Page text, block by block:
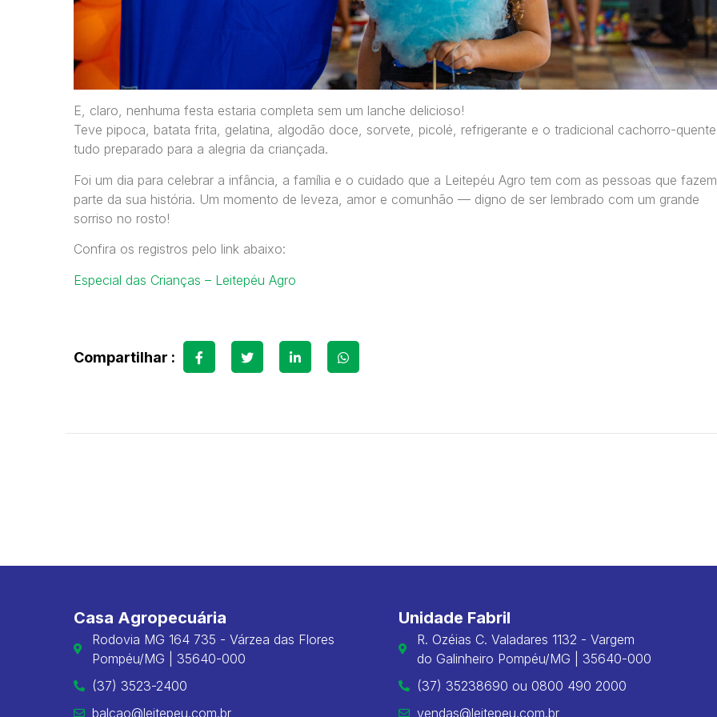
E, claro, nenhuma festa estaria completa sem um lanche delicioso!
Teve pipoca, batata frita, gelatina, algodão doce, sorvete, picolé, refrigerante e o tradicional cachorro-
tudo preparado para a alegria da criançada.
Foi um dia para celebrar a infância, a família e o cuidado que a Leitepéu Agro tem com as pessoas que fazem
parte da sua história. Um momento de leveza, amor e comunhão — digno de ser lembrado com um grande
sorriso no rosto!
Confira os registros pelo link abaixo:
Especial das Crianças – Leitepéu Agro
Compartilhar :
Casa Agropecuária
Rodovia MG 164 735 - Várzea das Flores
Pompéu/MG | 35640-000
(37) 3523-2400
balcao@leitepeu.com.br
Unidade Fabril
R. Ozéias C. Valadares 1132 - Vargem
do Galinheiro Pompéu/MG | 35640-000
(37) 35238690 ou 0800 490 2000
vendas@leitepeu.com.br